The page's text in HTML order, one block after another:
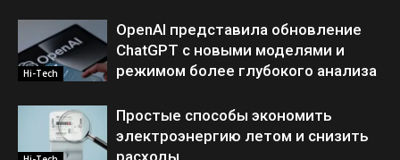
Hi-Tech
OpenAI представила обновление
ChatGPT с новыми моделями и
режимом более глубокого анализа
Простые способы экономить
электроэнергию летом и снизить
расходы